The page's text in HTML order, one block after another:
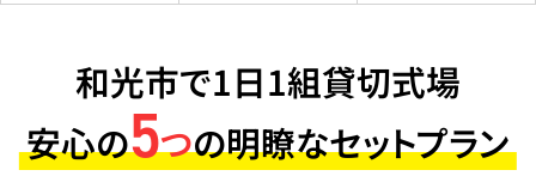
和光市で1日1組貸切式場
安心の5つの明瞭なセットプラン